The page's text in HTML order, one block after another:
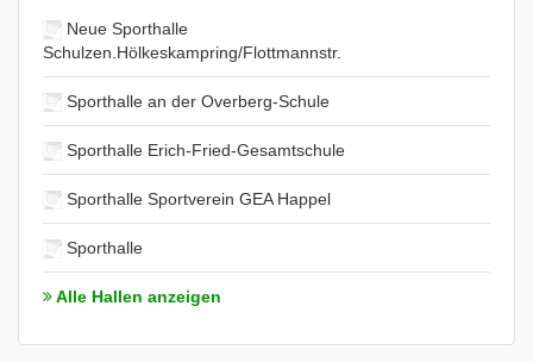
Neue Sporthalle
Schulzen.Hölkeskampring/Flottmannstr.
Sporthalle an der Overberg-Schule
Sporthalle Erich-Fried-Gesamtschule
Sporthalle Sportverein GEA Happel
Sporthalle
Alle Hallen anzeigen